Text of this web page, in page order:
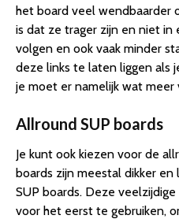
het board veel wendbaarder
is dat ze trager zijn en niet
volgen en ook vaak minder
deze links te laten liggen als
je moet er namelijk wat meer
Allround SUP boards
Je kunt ook kiezen voor de
boards zijn meestal dikker
SUP boards. Deze
voor het eerst te gebruiken,